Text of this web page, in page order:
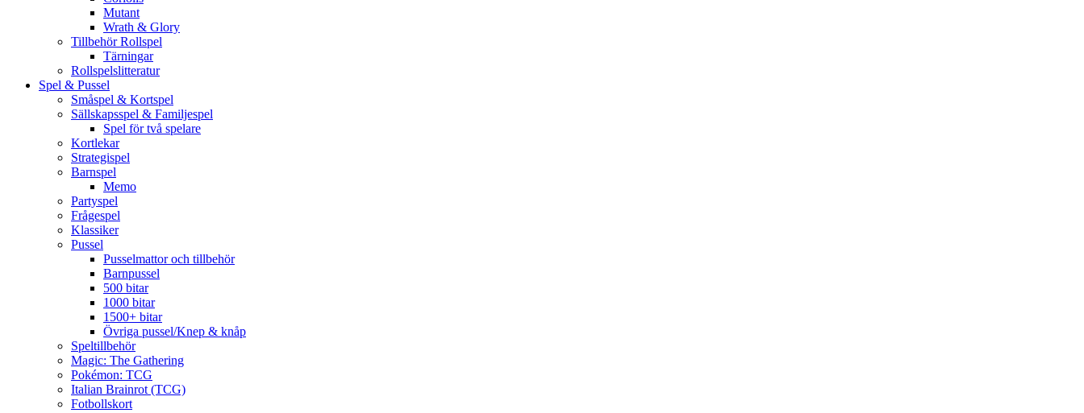
Mutant
Wrath & Glory
Tillbehör Rollspel
Tärningar
Rollspelslitteratur
Spel & Pussel
Småspel & Kortspel
Sällskapsspel & Familjespel
Spel för två spelare
Kortlekar
Strategispel
Barnspel
Memo
Partyspel
Frågespel
Klassiker
Pussel
Pusselmattor och tillbehör
Barnpussel
500 bitar
1000 bitar
1500+ bitar
Övriga pussel/Knep & knåp
Speltillbehör
Magic: The Gathering
Pokémon: TCG
Italian Brainrot (TCG)
Fotbollskort